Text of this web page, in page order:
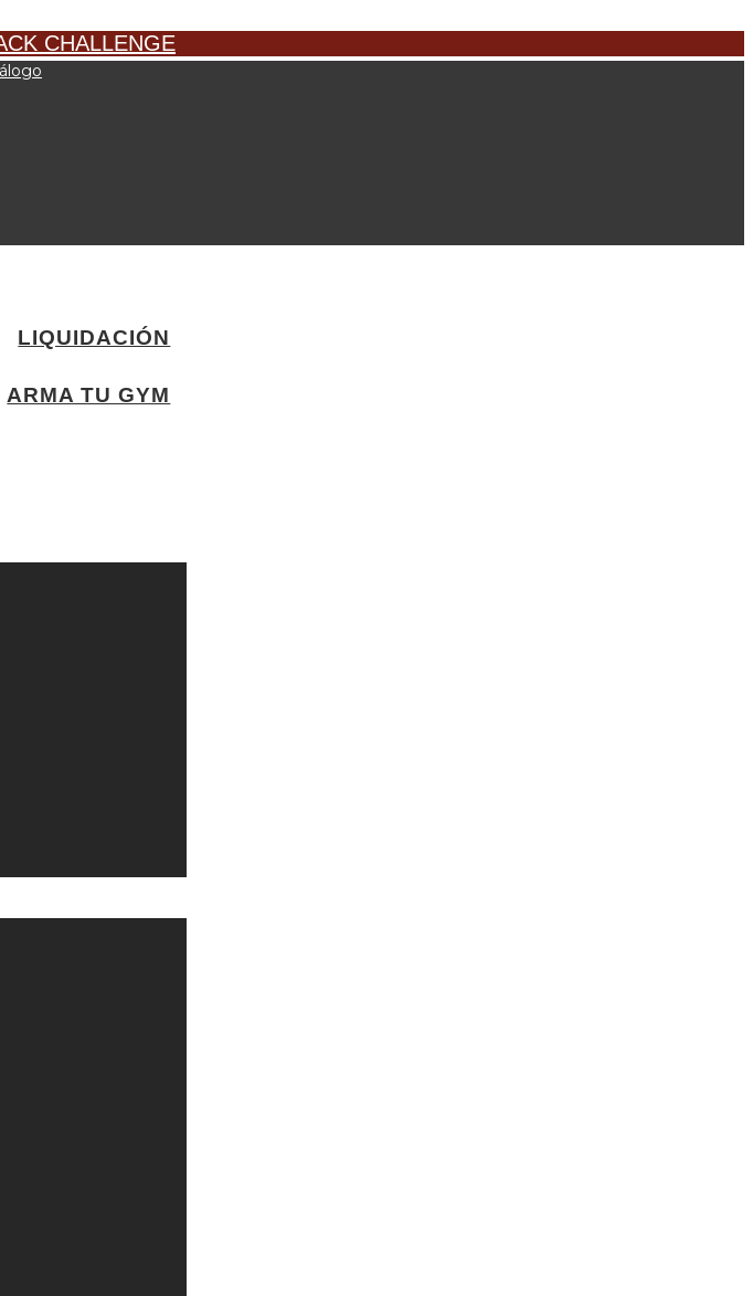
CHALLENGE
LIQUIDACIÓN
ARMA TU GYM